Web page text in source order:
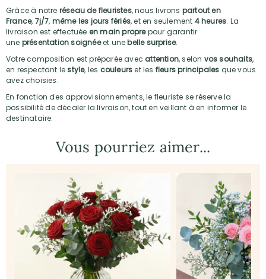
Grâce à notre réseau de fleuristes, nous livrons partout en
France, 7j/7, même les jours fériés, et en seulement 4 heures. La
livraison est effectuée en main proprepour garantir
une présentation soignéeet unebelle surprise.
Votre composition est préparée avec attention, selon vos souhaits,
en respectant lestyle, les couleurset les fleurs principales que vous
avez choisies.
En fonction des approvisionnements, le fleuriste se réserve la
possibilité de décaler la livraison, tout en veillant à en informer le
destinataire.
Vous pourriez aimer...